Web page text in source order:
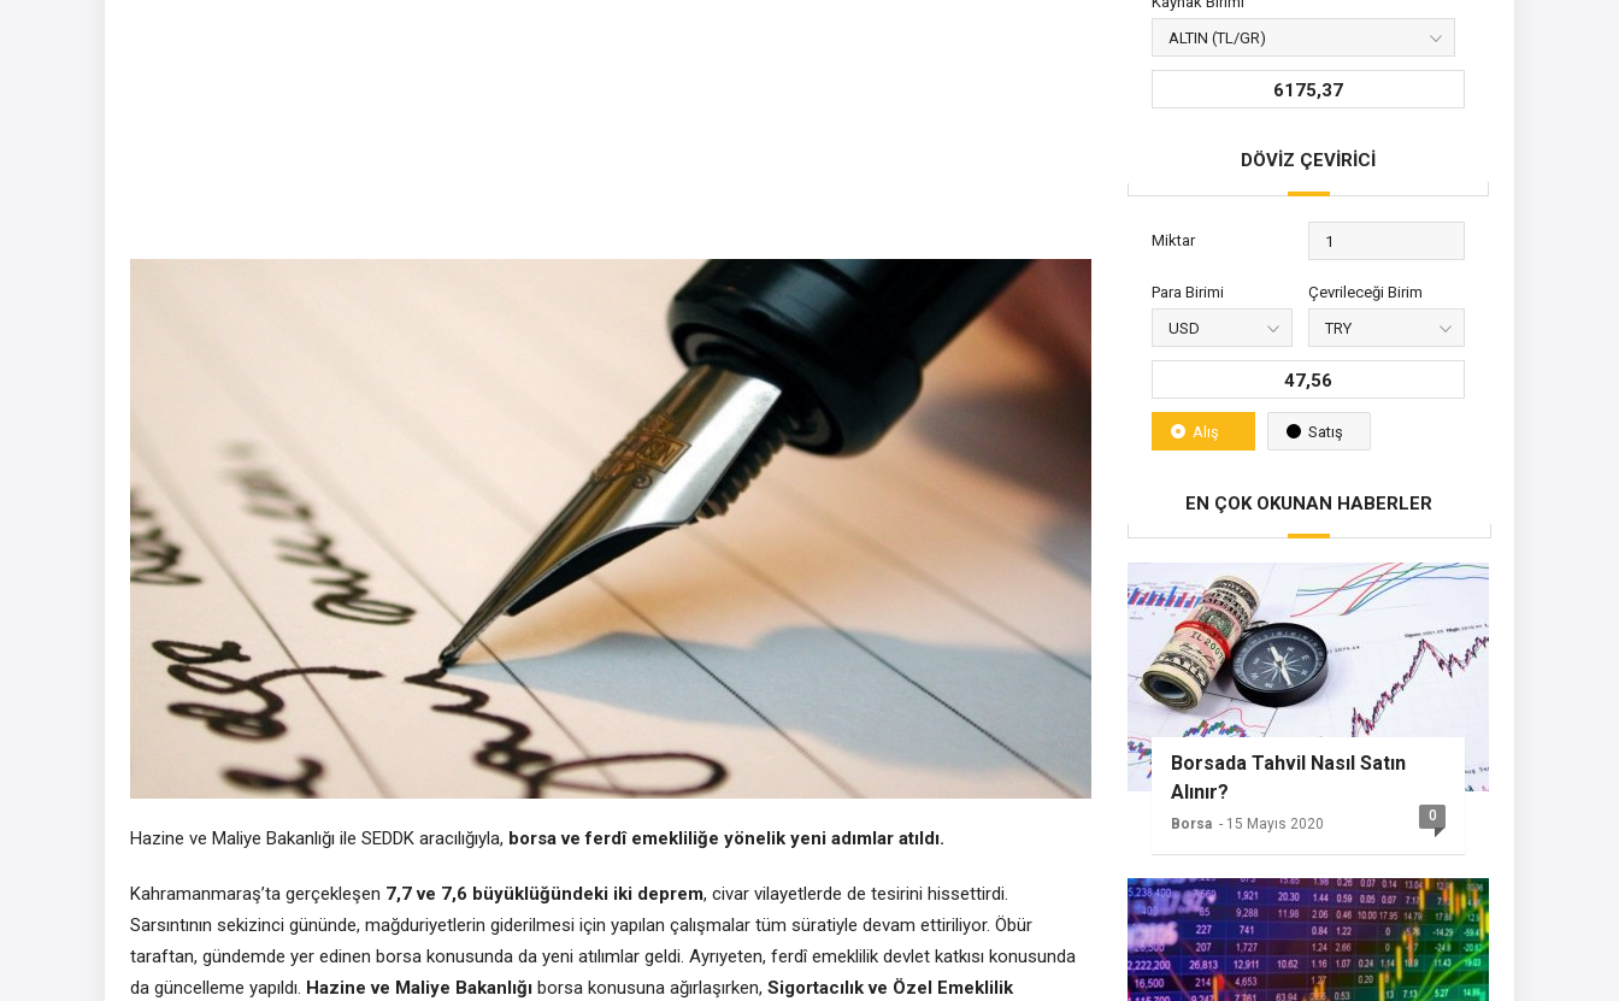
Hazine ve Maliye Bakanlığı ile SEDDK aracılığıyla, borsa ve ferdî emekliliğe yönelik yeni adımlar atıldı.
Kahramanmaraş’ta gerçekleşen 7,7 ve 7,6 büyüklüğündeki iki deprem, civar vilayetlerde de tesirini hissettirdi.
Sarsıntının sekizinci gününde, mağduriyetlerin giderilmesi için yapılan çalışmalar tüm süratiyle devam ettiriliyor. Öbür
taraftan, gündemde yer edinen borsa konusunda da yeni atılımlar geldi. Ayrıyeten, ferdî emeklilik devlet katkısı konusunda
da güncelleme yapıldı. Hazine ve Maliye Bakanlığı borsa konusuna ağırlaşırken, Sigortacılık ve Özel Emeklilik
6175,37
DÖVİZ ÇEVİRİCİ
Miktar
Para Birimi Çevrileceği Birim
47,56
Alış Satış
EN ÇOK OKUNAN HABERLER
Borsada Tahvil Nasıl Satın
Alınır?
Borsa - 15 Mayıs 2020 0